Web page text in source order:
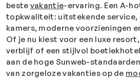
beste vakantie-ervaring. Een A-
topkwaliteit: uitstekende
kamers, moderne voorzieningen
Of je nu kiest voor een luxe
verblijf of een stijlvol
aan de hoge Sunweb-
van zorgeloze vakanties op de